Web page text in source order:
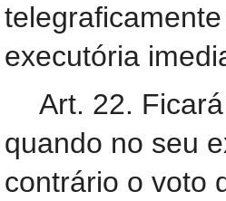
executória
Art. 22.
quando no seu
contrário o voto